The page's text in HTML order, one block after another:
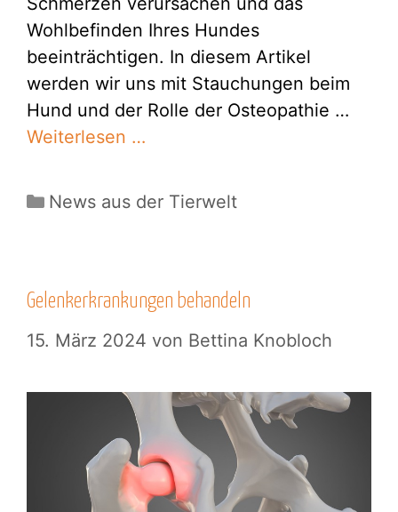
Wohlbefinden Ihres Hundes
beeinträchtigen. In diesem Artikel
werden wir uns mit Stauchungen beim
Hund und der Rolle der Osteopathie …
Weiterlesen …
Kategorien
News aus der Tierwelt
Gelenkerkrankungen behandeln
15. März 2024 von Bettina Knobloch